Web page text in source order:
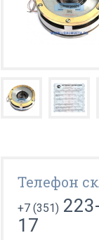
Телефон
+7 (351)
17